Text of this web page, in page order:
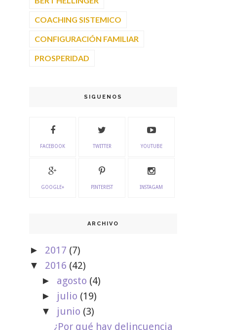
COACHING SISTEMICO
CONFIGURACIÓN FAMILIAR
PROSPERIDAD
SIGUENOS
FACEBOOK TWITTER YOUTUBE
GOOGLE+ PINTEREST INSTAGAM
ARCHIVO
► 2017 (7)
▼ 2016 (42)
► agosto (4)
► julio (19)
▼ junio (3)
¿Por qué hay delincuencia